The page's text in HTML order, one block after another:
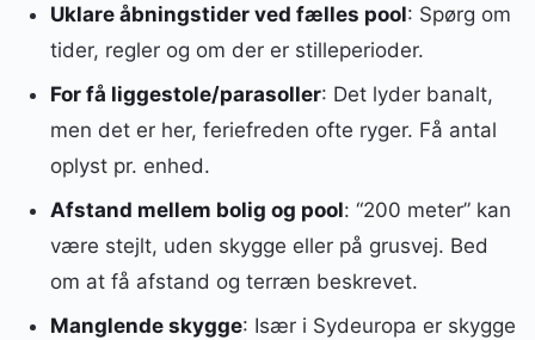
Uklare åbningstider ved fælles pool: Spørg om
tider, regler og om der er stilleperioder.
For få liggestole/parasoller: Det lyder banalt,
men det er her, feriefreden ofte ryger. Få antal
oplyst pr. enhed.
Afstand mellem bolig og pool: “200 meter” kan
være stejlt, uden skygge eller på grusvej. Bed
om at få afstand og terræn beskrevet.
Manglende skygge: Især i Sydeuropa er skygge